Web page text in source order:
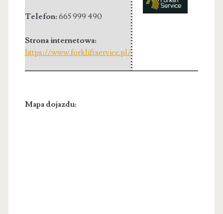
Telefon: 665 999 490
Strona internetowa:
https://www.forkliftservice.pl/
Mapa dojazdu: